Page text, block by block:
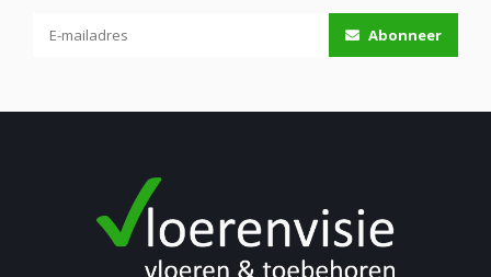
Abonneer